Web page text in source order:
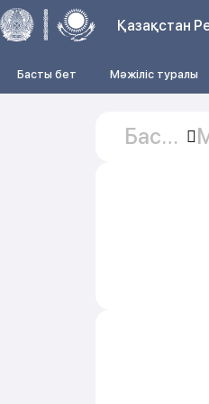
Қазақстан
Басты бет Мәжіліс туралы
Басты